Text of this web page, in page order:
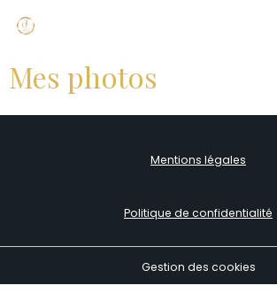
Mes photos
Mentions légales
Politique de confidentialité
Gestion des cookies